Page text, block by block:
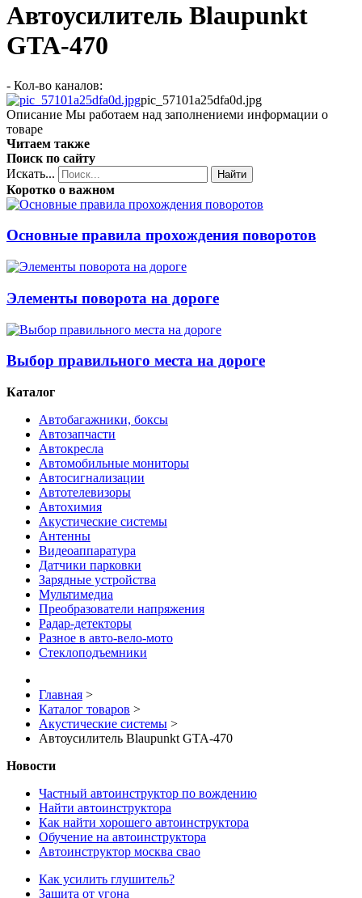
Автоусилитель Blaupunkt
GTA-470
- Кол-во каналов:
pic_57101a25dfa0d.jpg
Описание Мы работаем над заполнениеми информации о
товаре
Читаем также
Поиск по сайту
Искать...
Найти
Коротко о важном
Основные правила прохождения поворотов
Элементы поворота на дороге
Выбор правильного места на дороге
Каталог
Автобагажники, боксы
Автозапчасти
Автокресла
Автомобильные мониторы
Автосигнализации
Автотелевизоры
Автохимия
Акустические системы
Антенны
Видеоаппаратура
Датчики парковки
Зарядные устройства
Мультимедиа
Преобразователи напряжения
Радар-детекторы
Разное в авто-вело-мото
Стеклоподъемники
Главная >
Каталог товаров >
Акустические системы >
Автоусилитель Blaupunkt GTA-470
Новости
Частный автоинструктор по вождению
Найти автоинструктора
Как найти хорошего автоинструктора
Обучение на автоинструктора
Автоинструктор москва свао
Как усилить глушитель?
Защита от угона